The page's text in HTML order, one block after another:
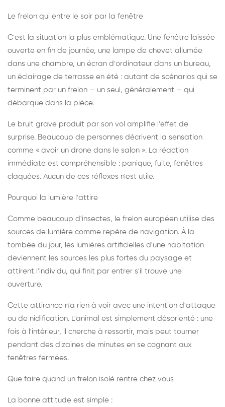
Le frelon qui entre le soir par la fenêtre
C'est la situation la plus emblématique. Une fenêtre laissée
ouverte en fin de journée, une lampe de chevet allumée
dans une chambre, un écran d'ordinateur dans un bureau,
un éclairage de terrasse en été : autant de scénarios qui se
terminent par un frelon — un seul, généralement — qui
débarque dans la pièce.
Le bruit grave produit par son vol amplifie l'effet de
surprise. Beaucoup de personnes décrivent la sensation
comme « avoir un drone dans le salon ». La réaction
immédiate est compréhensible : panique, fuite, fenêtres
claquées. Aucun de ces réflexes n'est utile.
Pourquoi la lumière l'attire
Comme beaucoup d'insectes, le frelon européen utilise des
sources de lumière comme repère de navigation. À la
tombée du jour, les lumières artificielles d'une habitation
deviennent les sources les plus fortes du paysage et
attirent l'individu, qui finit par entrer s'il trouve une
ouverture.
Cette attirance n'a rien à voir avec une intention d'attaque
ou de nidification. L'animal est simplement désorienté : une
fois à l'intérieur, il cherche à ressortir, mais peut tourner
pendant des dizaines de minutes en se cognant aux
fenêtres fermées.
Que faire quand un frelon isolé rentre chez vous
La bonne attitude est simple :